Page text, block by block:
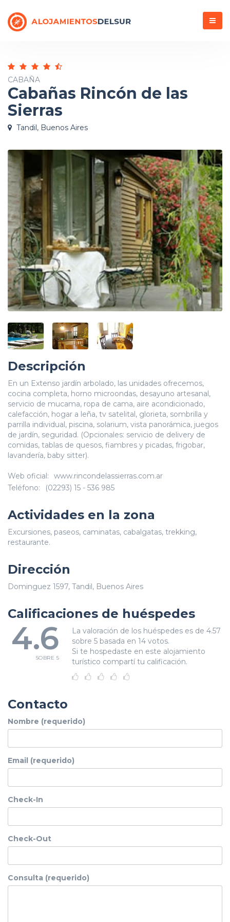
Menú
CABAÑA
Cabañas Rincón de las
Sierras
Tandil, Buenos Aires
Descripción
En un Extenso jardín arbolado, las unidades ofrecemos,
cocina completa, horno microondas, desayuno artesanal,
servicio de mucama, ropa de cama, aire acondicionado,
calefacción, hogar a leña, tv satelital, glorieta, sombrilla y
parrilla individual, piscina, solarium, vista panorámica, juegos
de jardín, seguridad. (Opcionales: servicio de delivery de
comidas, tablas de quesos, fiambres y picadas, frigobar,
lavandería, baby sitter).
Web oficial:
www.rincondelassierras.com.ar
Teléfono:
(02293) 15 - 536 985
Actividades en la zona
Excursiones, paseos, caminatas, cabalgatas, trekking,
restaurante.
Dirección
Dominguez 1597, Tandil, Buenos Aires
Calificaciones de huéspedes
4.6
SOBRE 5
La valoración de los huéspedes es de 4.57
sobre 5 basada en 14 votos.
Si te hospedaste en este alojamiento
turístico compartí tu calificación.
Contacto
Nombre (requerido)
Email (requerido)
Check-In
Check-Out
Consulta (requerido)